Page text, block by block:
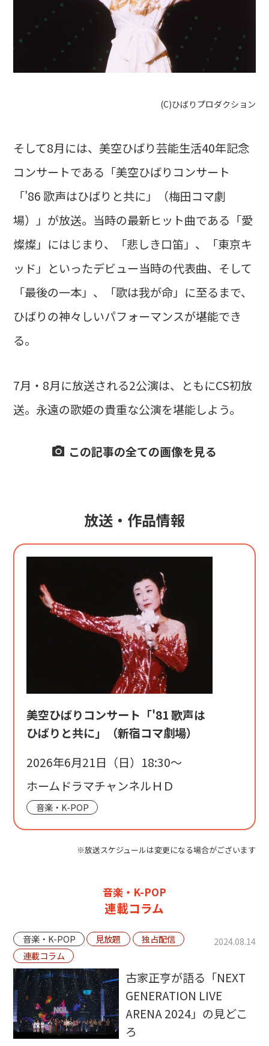
(C)ひばりプロダクション
そして8月には、美空ひばり芸能生活40年記念
コンサートである「美空ひばりコンサート
「'86 歌声はひばりと共に」（梅田コマ劇
場）」が放送。当時の最新ヒット曲である「愛
燦燦」にはじまり、「悲しき口笛」、「東京キ
ッド」といったデビュー当時の代表曲、そして
「最後の一本」、「歌は我が命」に至るまで、
ひばりの神々しいパフォーマンスが堪能でき
る。
7月・8月に放送される2公演は、ともにCS初放
送。永遠の歌姫の貴重な公演を堪能しよう。
この記事の全ての画像を見る
放送・作品情報
美空ひばりコンサート「'81 歌声は
ひばりと共に」（新宿コマ劇場）
2026年6月21日（日）18:30〜
ホームドラマチャンネルＨＤ
音楽・K-POP
※放送スケジュールは変更になる場合がございます
音楽・K-POP
連載コラム
音楽・K-POP 見放題
独占配信
連載コラム
2024.08.14
古家正亨が語る「NEXT
GENERATION LIVE
ARENA 2024」の見どこ
ろ